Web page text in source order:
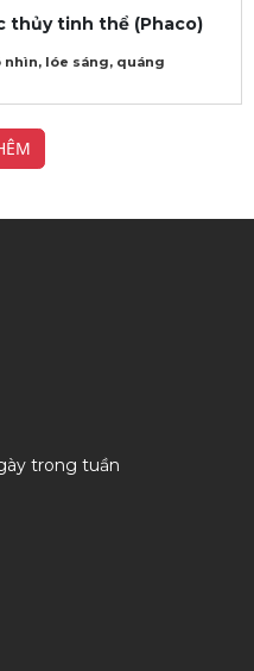
thủy tinh thể (Phaco)
nhìn, lóe sáng, quáng
trong tuần